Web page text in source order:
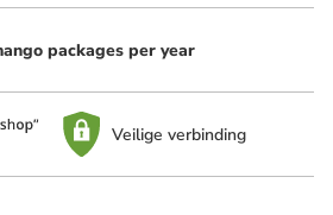
packages per year
Veilige verbinding